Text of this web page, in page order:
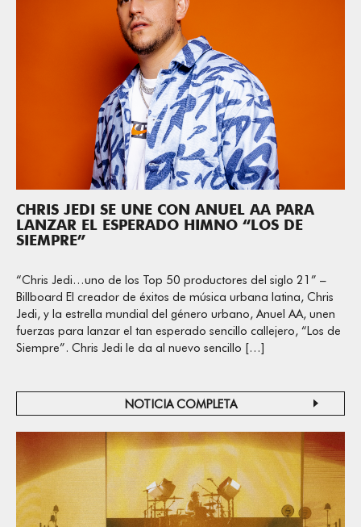
CHRIS JEDI SE UNE CON ANUEL AA PARA
LANZAR EL ESPERADO HIMNO “LOS DE
SIEMPRE”
“Chris Jedi…uno de los Top 50 productores del siglo 21” –
Billboard El creador de éxitos de música urbana latina, Chris
Jedi, y la estrella mundial del género urbano, Anuel AA, unen
fuerzas para lanzar el tan esperado sencillo callejero, “Los de
Siempre”. Chris Jedi le da al nuevo sencillo […]
NOTICIA COMPLETA